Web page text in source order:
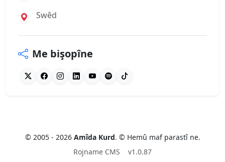
Swêd
Me bişopîne
© 2005 - 2026 Amîda Kurd. © Hemû maf parastî ne.
Rojname CMS
v1.0.87